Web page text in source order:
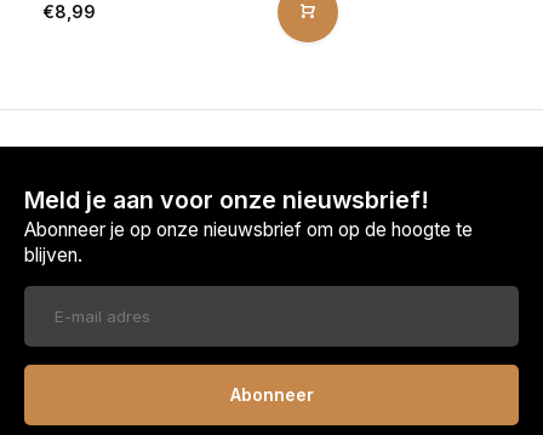
€8,99
Meld je aan voor onze nieuwsbrief!
Abonneer je op onze nieuwsbrief om op de hoogte te
blijven.
Abonneer